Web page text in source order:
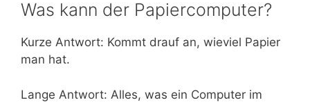
Was kann der Papiercomputer?
Kurze Antwort: Kommt drauf an, wieviel Papier
man hat.
Lange Antwort: Alles, was ein Computer im